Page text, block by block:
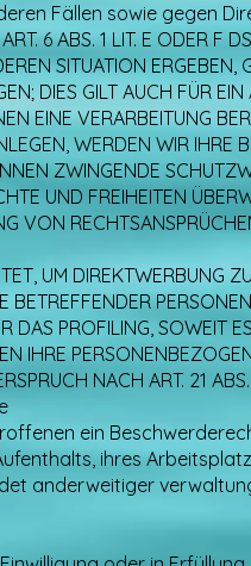
Fällen sowie gegen
6 ABS. 1 LIT. E ODER F
SITUATION ERGEBEN,
DIES GILT AUCH FÜR
EINE VERARBEITUNG
WERDEN WIR IHRE
ZWINGENDE
UND FREIHEITEN
VON
UM DIREKTWERBUNG
BETREFFENDER
DAS PROFILING, SOWEIT
IHRE
NACH ART. 21
ein
ihres
anderweitiger